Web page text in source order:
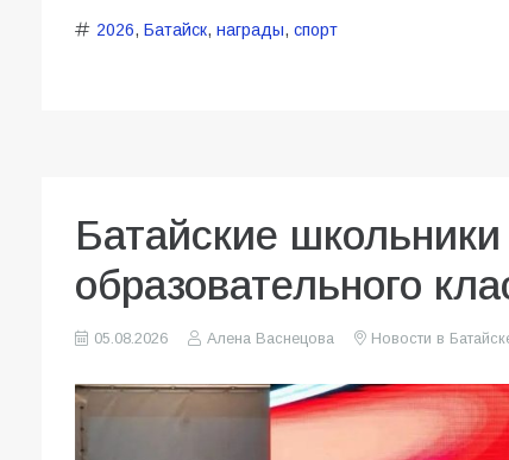
2026, Батайск, награды, спорт
Батайские
образовательного
05.08.2026 Алена Васнецова Новости в